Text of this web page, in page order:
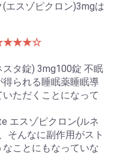
エスゾピクロン)3mgは
タ錠) 3mg100錠 不眠
られる睡眠薬睡眠導
ただくことになって
エスゾピクロン(ルネ
そんなに副作用がスト
ことにもなっていな